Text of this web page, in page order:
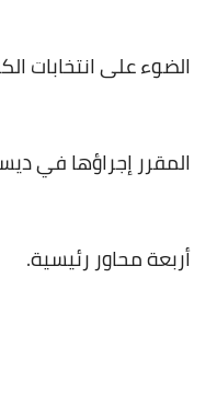
الضوء على انتخابات
المقررإجراؤها في ديسمبر 2023، وقد
أربعة محاور رئيسية.